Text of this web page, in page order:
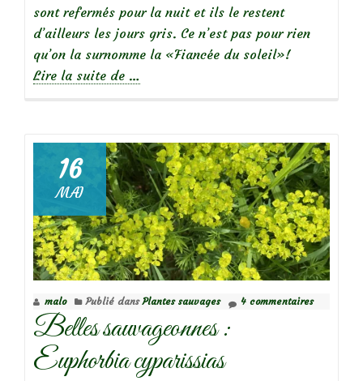
sont refermés pour la nuit et ils le restent
d’ailleurs les jours gris. Ce n’est pas pour rien
qu’on la surnomme la «Fiancée du soleil»!
Lire la suite de
:
Chicorée
Sauvage
…
16
MAI
malo Publié dansPlantes sauvages 4 commentaires
Belles sauvageonnes :
Euphorbia cyparissias